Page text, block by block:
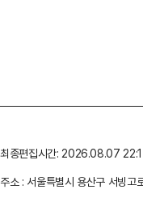
최종편집시간: 2026.08.07
주소 : 서울특별시 용산구 서빙